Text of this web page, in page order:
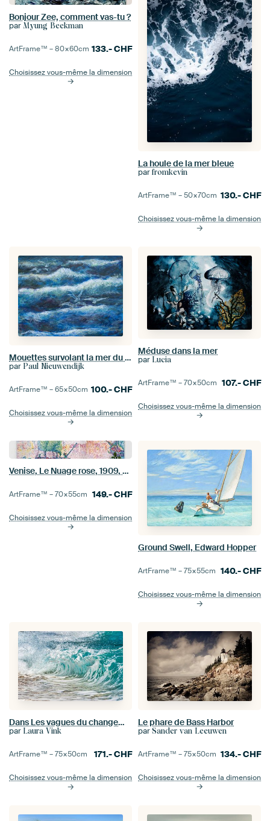
Bonjour Zee, comment vas-tu ?
par Myung Beekman
ArtFrame™ –80×60cm 133.-CHF
Choisissez vous-même la dimension
La houle de la mer bleue
par fromkevin
ArtFrame™ –50×70cm 130.-CHF
Choisissez vous-même la dimension
Mouettes survolant la mer du Nord
par Paul Nieuwendijk
ArtFrame™ –65×50cm 100.-CHF
Choisissez vous-même la dimension
Méduse dans la mer
par Lucia
ArtFrame™ –70×50cm 107.-CHF
Choisissez vous-même la dimension
Venise, Le Nuage rose, 1909, Paul Signac
ArtFrame™ –70×55cm 149.-CHF
Choisissez vous-même la dimension
Ground Swell, Edward Hopper
ArtFrame™ –75×55cm 140.-CHF
Choisissez vous-même la dimension
Dans Les vagues du changement I
par Laura Vink
ArtFrame™ –75×50cm 171.-CHF
Choisissez vous-même la dimension
Le phare de Bass Harbor
par Sander van Leeuwen
ArtFrame™ –75×50cm 134.-CHF
Choisissez vous-même la dimension